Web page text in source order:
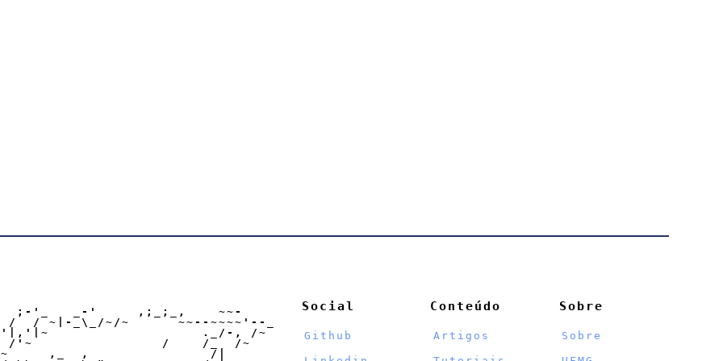
;-'_   _-'     ,;_;_,    ~~-
/ ~|-_\_/~/~      ~~--~~~~'--_
._/-, /~
/'~                /    /_  /~
,_  ,               /|
Social
Github
Conteúdo
Artigos
Sobre
Sobre